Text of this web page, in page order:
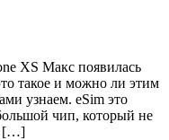
XS Макс появилась
такое и можно ли этим
узнаем. eSim это
чип, который не
[…]